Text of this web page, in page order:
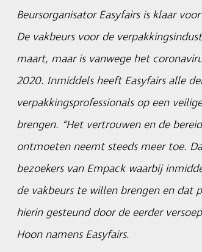
Beursorganisator Easyfairs is klaar
De vakbeurs voor de
maart, maar is vanwege het
2020. Inmiddels heeft Easyfairs alle
verpakkingsprofessionals op een
brengen. “Het vertrouwen en de
ontmoeten neemt steeds meer toe.
bezoekers van Empack waarbij
de vakbeurs te willen brengen en dat
hierin gesteund door de eerder
Hoon namens Easyfairs.